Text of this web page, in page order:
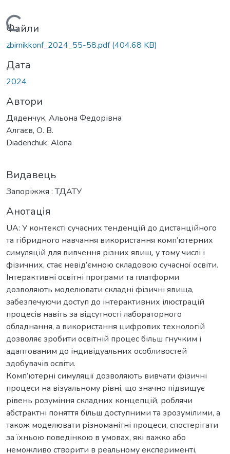
Вантажиться...
Файли
zbirnikkonf_2024_55-58.pdf(404.68 KB)
Дата
2024
Автори
Дяденчук, Альона Федорівна
Алгаєв, О. В.
Diadenchuk, Alona
Видавець
Запоріжжя : ТДАТУ
Анотація
UA: У контексті сучасних тенденцій до дистанційного
та гібридного навчання використання комп’ютерних
симуляцій для вивчення різних явищ, у тому числі і
фізичних, стає невід’ємною складовою сучасної освіти.
Інтерактивні освітні програми та платформи
дозволяють моделювати складні фізичні явища,
забезпечуючи доступ до інтерактивних ілюстрацій
процесів навіть за відсутності лабораторного
обладнання, а використання цифрових технологій
дозволяє зробити освітній процес більш гнучким і
адаптованим до індивідуальних особливостей
здобувачів освіти.
Комп’ютерні симуляції дозволяють вивчати фізичні
процеси на візуальному рівні, що значно підвищує
рівень розуміння складних концепцій, роблячи
абстрактні поняття більш доступними та зрозумілими, а
також моделювати різноманітні процеси, спостерігати
за їхньою поведінкою в умовах, які важко або
неможливо створити в реальному експерименті,